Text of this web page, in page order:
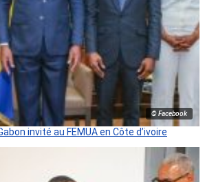
© Facebook
invité au FEMUA en Côte d’ivoire